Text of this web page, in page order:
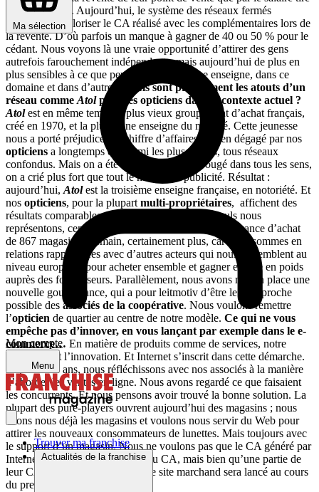
Ma sélection
Mon compte
Menu
Trouver ma franchise
Actualités de la franchise
de leur activité. Aujourd’hui, le système des réseaux fermés
empêche de valoriser le CA réalisé avec les complémentaires lors de
la revente. D’où parfois un manque à gagner de 40 ou 50 % pour le
cédant. Nous voyons là une vraie opportunité d’attirer des gens
autrefois farouchement indépendants, mais aujourd’hui de plus en
plus sensibles à ce que peut leur apporter une enseigne, dans ce
domaine et dans d’autres.
Quels sont précisément les atouts d’un
réseau comme Atolpour les opticiens dans le contexte actuel ?
Atolest en même temps le plus vieux groupement d’achat français,
créé en 1970, et la plus jeune enseigne du marché. Cette jeunesse
nous a porté préjudice : le chiffre d’affaires moyen dégagé par nos
opticiens a longtemps été parmi les plus faibles, tous réseaux
confondus. Mais on a été très réactifs, on a bougé dans tous les sens,
on a crié plus fort que tout le monde en publicité. Résultat :
aujourd’hui, Atol est la troisième enseigne française, en notoriété. Et
nos opticiens, pour la plupart multi-propriétaires, affichent des
résultats comparables aux concurrents. A nous seuls nous
représentons, centrale et
confondus, une puissance d’achat
de 867 magasins. Demain, certainement plus, car nous sommes en
relations rapprochées avec d’autres acteurs qui nous ressemblent au
niveau européen, pour acheter ensemble et gagner encore en poids
auprès des fournisseurs. Parallèlement, nous avons mis en place une
nouvelle gouvernance, qui a pour leitmotiv d’être le plus proche
possible des associés de la coopérative. Nous voulons remettre
l’opticien de quartier au centre de notre modèle. Ce qui ne vous
empêche pas d’innover, en vous lançant par exemple dans le e-
commerce… En matière de produits comme de services, notre
priorité c’est l’innovation. Et Internet s’inscrit dans cette démarche.
Depuis trois ans, nous réfléchissons avec nos associés à la manière
d’aborder les ventes en ligne. Nous avons regardé ce que faisaient
les concurrents. Et nous pensons avoir trouvé la bonne solution. La
plupart des pure-players ouvrent aujourd’hui des magasins ; nous
avons nous déjà les magasins et voulons nous servir du Web pour
attirer les nouveaux consommateurs de lunettes. Mais toujours avec
le support d’un magasin. Nous ne voulons pas que le CA généré par
Internet vienne en concurrence du CA, mais bien qu’une partie de
leur CA soit issu du digital. Notre site marchand sera lancé au cours
du premier semestre 2016.